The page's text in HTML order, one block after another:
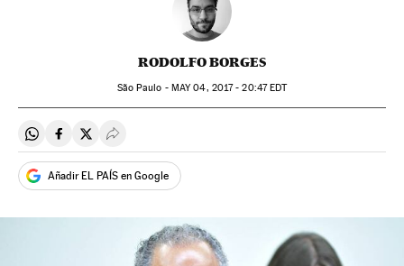
RODOLFO BORGES
São Paulo - MAY04, 2017 - 20:47EDT
Compartir en Whatsapp
Compartir en Facebook
Compartir en Twitter
Desplegar Redes Sociales
Añadir EL PAÍS en Google